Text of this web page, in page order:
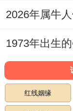
活，最考验
地，夫星方
引动羊刃，
之态，既有
因双方个性
2026年属牛
红线姻缘